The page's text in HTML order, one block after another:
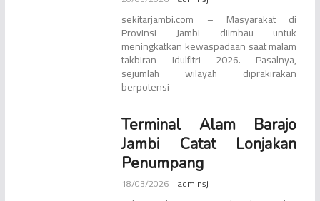
sekitarjambi.com – Masyarakat di
Provinsi Jambi diimbau untuk
meningkatkan kewaspadaan saat malam
takbiran Idulfitri 2026. Pasalnya,
sejumlah wilayah diprakirakan
berpotensi
Terminal Alam Barajo
Jambi Catat Lonjakan
Penumpang
18/03/2026 adminsj